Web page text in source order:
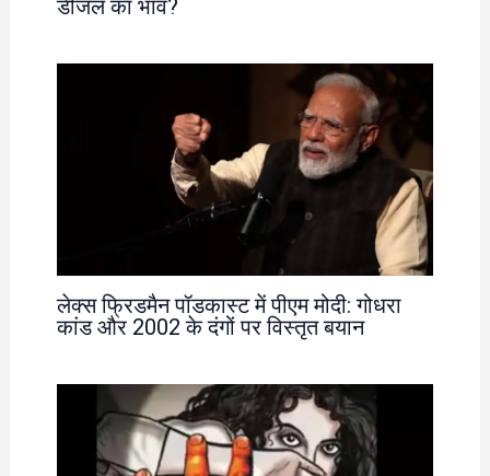
डीजल का भाव?
लेक्स फ्रिडमैन पॉडकास्ट में पीएम मोदी: गोधरा
कांड और 2002 के दंगों पर विस्तृत बयान